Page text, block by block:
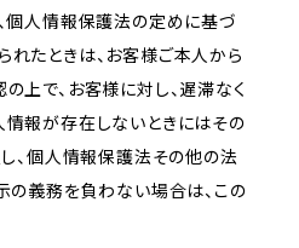
個人情報保護法の定めに基づ
たときは、お客様ご本人から
上で、お客様に対し、遅滞なく
情報が存在しないときにはその
し、個人情報保護法その他の法
の義務を負わない場合は、この